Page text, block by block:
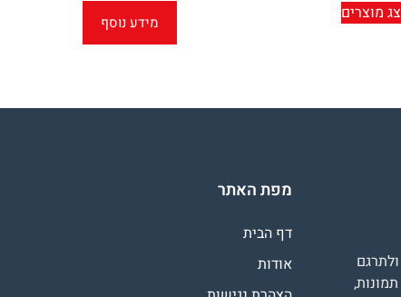
מוצרים מידע נוסף
מפת האתר
דף הבית
אודות